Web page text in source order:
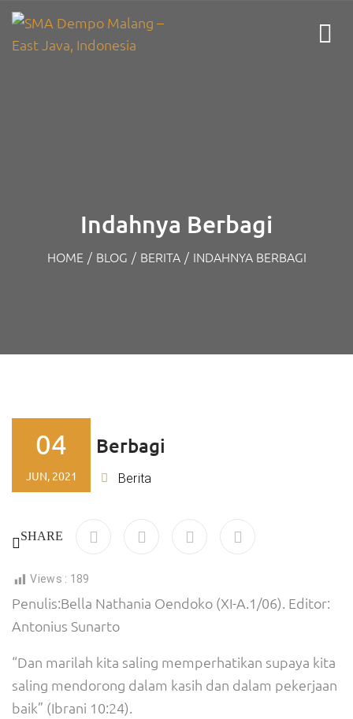
Indahnya Berbagi
HOME / BLOG / BERITA / INDAHNYA BERBAGI
Indahnya Berbagi
By Ajeng Berita
04
JUN, 2021
SHARE
Views : 189
Penulis:Bella Nathania Oendoko (XI-A.1/06). Editor:
Antonius Sunarto
“Dan marilah kita saling memperhatikan supaya kita
saling mendorong dalam kasih dan dalam pekerjaan
baik” (Ibrani 10:24).